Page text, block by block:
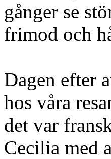
gånger se
frimod och
Dagen efter
hos våra
det var
Cecilia med